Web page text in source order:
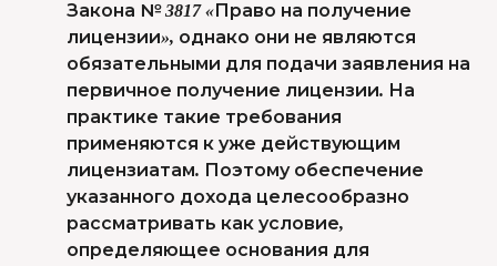
Закона № 3817 «Право на получение
лицензии», однако они не являются
обязательными для подачи заявления на
первичное получение лицензии. На
практике такие требования
применяются к уже действующим
лицензиатам. Поэтому обеспечение
указанного дохода целесообразно
рассматривать как условие,
определяющее основания для